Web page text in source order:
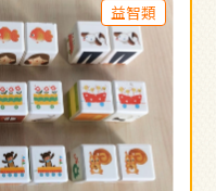
益智類